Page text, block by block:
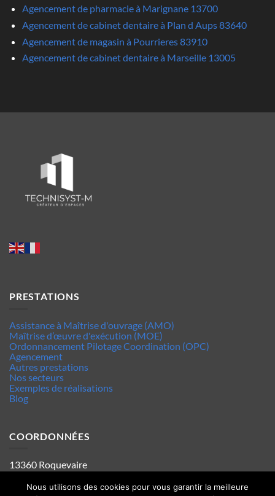
Agencement de pharmacie à Marignane 13700
Agencement de cabinet dentaire à Plan d Aups 83640
Agencement de magasin à Pourrieres 83910
Agencement de cabinet dentaire à Marseille 13005
PRESTATIONS
Assistance à Maîtrise d'ouvrage (AMO)
Maîtrise d’œuvre d'exécution (MOE)
Ordonnancement Pilotage Coordination (OPC)
Agencement
Autres prestations
Nos secteurs
Exemples de réalisations
Blog
COORDONNÉES
13360 Roquevaire
Tel : 06.63.70.62.44
Mentions legales
Nous utilisons des cookies pour vous garantir la meilleure